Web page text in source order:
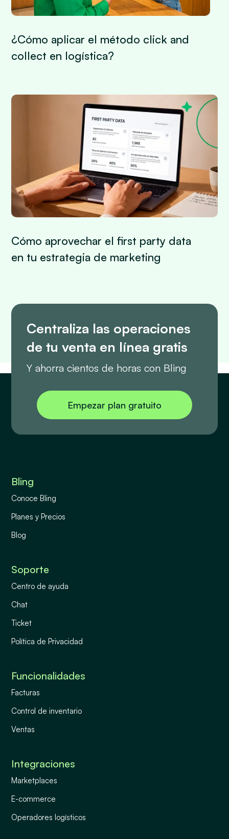
¿Cómo aplicar el método click and
collect en logística?
Cómo aprovechar el first party data
en tu estrategia de marketing
Centraliza las operaciones
de tu venta en línea gratis
Y ahorra cientos de horas con Bling
Empezar plan gratuito
Bling
Conoce Bling
Planes y Precios
Blog
Soporte
Centro de ayuda
Chat
Ticket
Política de Privacidad
Funcionalidades
Facturas
Control de inventario
Ventas
Integraciones
Marketplaces
E-commerce
Operadores logísticos